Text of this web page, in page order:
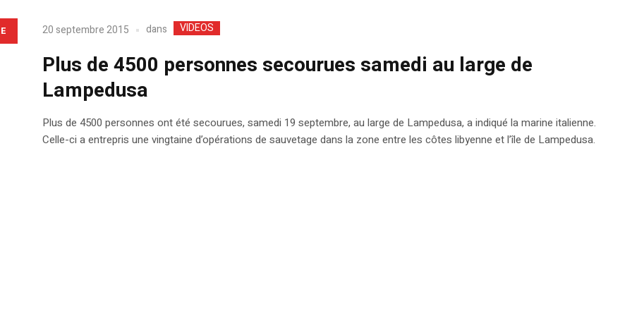
20 septembre 2015 dans VIDEOS
Plus de 4500 personnes secourues samedi au large de
Lampedusa
Plus de 4500 personnes ont été secourues, samedi 19 septembre, au large de Lampedusa, a indiqué la marine italienne.
Celle-ci a entrepris une vingtaine d’opérations de sauvetage dans la zone entre les côtes libyenne et l’île de Lampedusa.